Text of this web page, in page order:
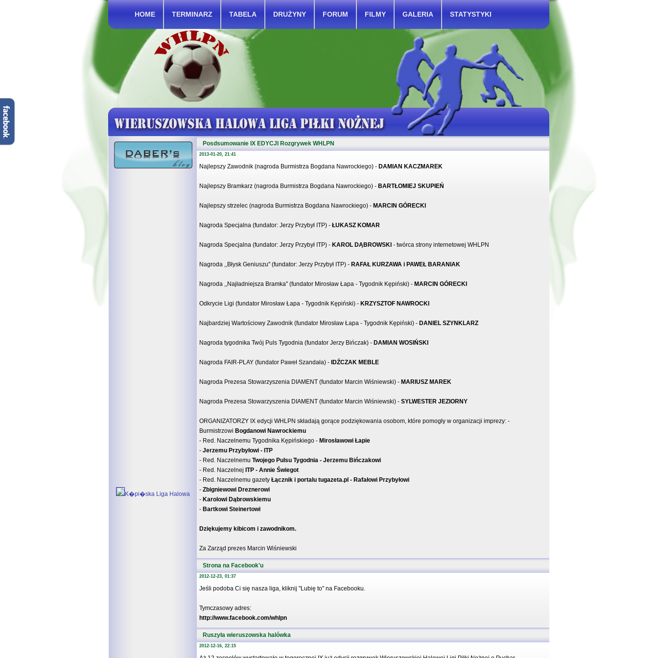
HOME TERMINARZ TABELA DRUŻYNY FORUM FILMY GALERIA STATYSTYKI
K�pi�ska Liga Halowa
Posdsumowanie IX EDYCJI Rozgrywek WHLPN
2013-01-20, 21:41
Najlepszy Zawodnik (nagroda Burmistrza Bogdana Nawrockiego) - DAMIAN KACZMAREK
Najlepszy Bramkarz (nagroda Burmistrza Bogdana Nawrockiego) - BARTŁOMIEJ SKUPIEŃ
Najlepszy strzelec (nagroda Burmistrza Bogdana Nawrockiego) - MARCIN GÓRECKI
Nagroda Specjalna (fundator: Jerzy Przybył ITP) - ŁUKASZ KOMAR
Nagroda Specjalna (fundator: Jerzy Przybył ITP) - KAROL DĄBROWSKI - twórca strony internetowej WHLPN
Nagroda ,,Błysk Geniuszu'' (fundator: Jerzy Przybył ITP) - RAFAŁ KURZAWA i PAWEŁ BARANIAK
Nagroda ,,Najładniejsza Bramka'' (fundator Mirosław Łapa - Tygodnik Kępiński) - MARCIN GÓRECKI
Odkrycie Ligi (fundator Mirosław Łapa - Tygodnik Kępiński) - KRZYSZTOF NAWROCKI
Najbardziej Wartościowy Zawodnik (fundator Mirosław Łapa - Tygodnik Kępiński) - DANIEL SZYNKLARZ
Nagroda tygodnika Twój Puls Tygodnia (fundator Jerzy Bińczak) - DAMIAN WOSIŃSKI
Nagroda FAIR-PLAY (fundator Paweł Szandała) - IDŹCZAK MEBLE
Nagroda Prezesa Stowarzyszenia DIAMENT (fundator Marcin Wiśniewski) - MARIUSZ MAREK
Nagroda Prezesa Stowarzyszenia DIAMENT (fundator Marcin Wiśniewski) - SYLWESTER JEZIORNY
ORGANIZATORZY IX edycji WHLPN składają gorące podziękowania osobom, które pomogły w organizacji imprezy: -
Burmistrzowi Bogdanowi Nawrockiemu
- Red. Naczelnemu Tygodnika Kępińskiego - Mirosławowi Łapie
- Jerzemu Przybyłowi - ITP
- Red. Naczelnemu Twojego Pulsu Tygodnia - Jerzemu Bińczakowi
- Red. Naczelnej ITP - Annie Świegot
- Red. Naczelnemu gazety Łącznik i portalu tugazeta.pl - Rafałowi Przybyłowi
- Zbigniewowi Dreznerowi
- Karolowi Dąbrowskiemu
- Bartkowi Steinertowi
Dziękujemy kibicom i zawodnikom.
Za Zarząd prezes Marcin Wiśniewski
Strona na Facebook'u
2012-12-23, 01:37
Jeśli podoba Ci się nasza liga, kliknij "Lubię to" na Facebooku.
Tymczasowy adres:
http://www.facebook.com/whlpn
Ruszyła wieruszowska halówka
2012-12-16, 22:15